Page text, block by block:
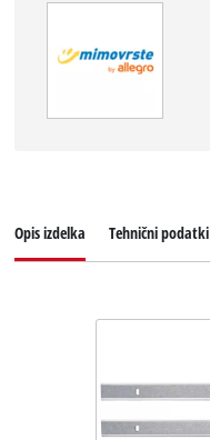
Opis izdelka Tehnični podatki